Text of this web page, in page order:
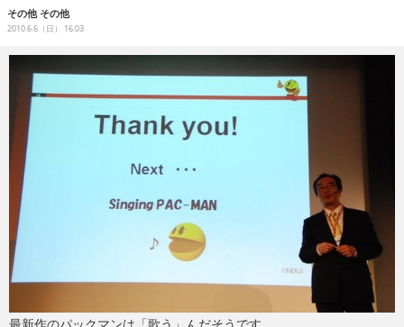
産業政策
イベント/セミナー
eスポーツ
その他 その他
2010.6.6（日） 16:03